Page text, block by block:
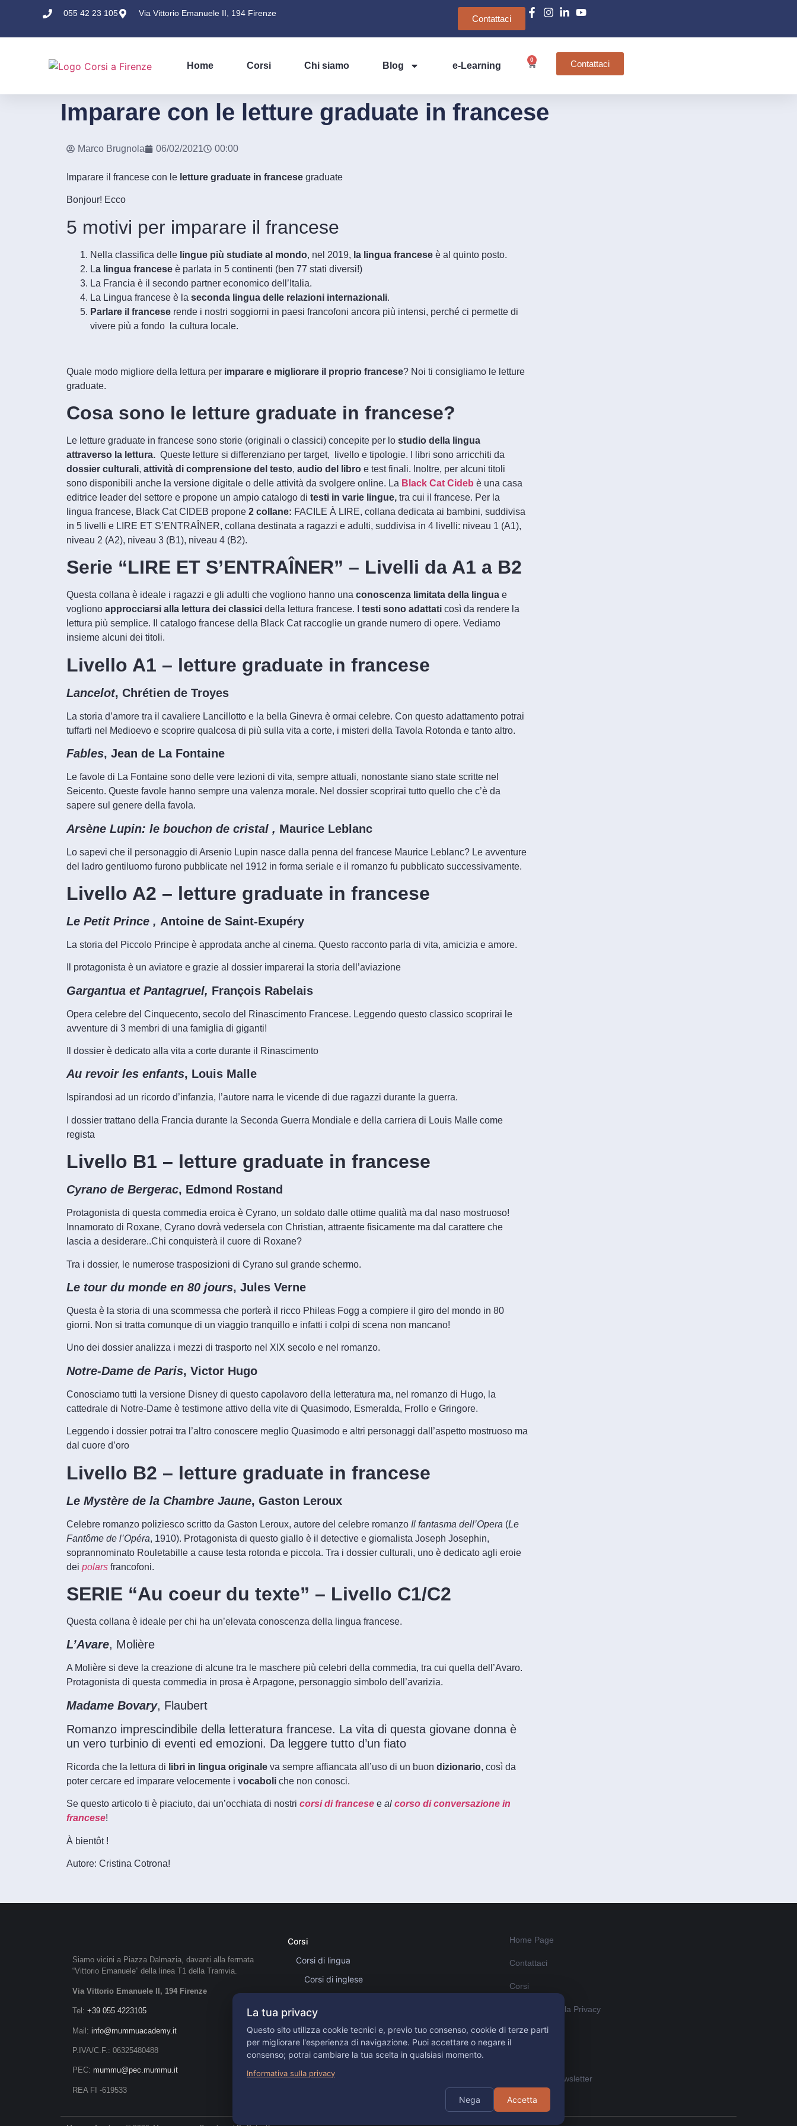
055 42 23 105 Via Vittorio Emanuele II, 194 Firenze
Contattaci
Home Corsi Chi siamo Blog e-Learning
0 Contattaci
Imparare con le letture graduate in francese
Marco Brugnola 06/02/2021 00:00
Imparare il francese con le letture graduate in francese graduate
Bonjour! Ecco
5 motivi per imparare il francese
Nella classifica delle lingue più studiate al mondo, nel 2019, la lingua francese è al quinto posto.
La lingua francese è parlata in 5 continenti (ben 77 stati diversi!)
La Francia è il secondo partner economico dell’Italia.
La Lingua francese è la seconda lingua delle relazioni internazionali.
Parlare il francese rende i nostri soggiorni in paesi francofoni ancora più intensi, perché ci permette di
vivere più a fondo la cultura locale.
Quale modo migliore della lettura per imparare e migliorare il proprio francese? Noi ti consigliamo le letture
graduate.
Cosa sono le letture graduate in francese?
Le letture graduate in francese sono storie (originali o classici) concepite per lo studio della lingua
attraverso la lettura. Queste letture si differenziano per target, livello e tipologie. I libri sono arricchiti da
dossier culturali, attività di comprensione del testo, audio del libro e test finali. Inoltre, per alcuni titoli
sono disponibili anche la versione digitale o delle attività da svolgere online. La Black Cat Cideb è una casa
editrice leader del settore e propone un ampio catalogo di testi in varie lingue, tra cui il francese. Per la
lingua francese, Black Cat CIDEB propone 2 collane: FACILE À LIRE, collana dedicata ai bambini, suddivisa
in 5 livelli e LIRE ET S’ENTRAÎNER, collana destinata a ragazzi e adulti, suddivisa in 4 livelli: niveau 1 (A1),
niveau 2 (A2), niveau 3 (B1), niveau 4 (B2).
Serie “LIRE ET S’ENTRAÎNER” – Livelli da A1 a B2
Questa collana è ideale i ragazzi e gli adulti che vogliono hanno una conoscenza limitata della lingua e
vogliono approcciarsi alla lettura dei classici della lettura francese. I testi sono adattati così da rendere la
lettura più semplice. Il
catalogo francese della Black Cat raccoglie un grande numero di opere. Vediamo
insieme alcuni dei titoli.
Livello A1 – letture graduate in francese
Lancelot, Chrétien de Troyes
La storia d’amore tra il cavaliere Lancillotto e la bella Ginevra è ormai celebre. Con questo adattamento potrai
tuffarti nel Medioevo e scoprire qualcosa di più sulla vita a corte, i misteri della Tavola Rotonda e tanto altro.
Fables, Jean de La Fontaine
Le favole di La Fontaine sono delle vere lezioni di vita, sempre attuali, nonostante siano state scritte nel
Seicento. Queste favole hanno sempre una valenza morale. Nel dossier scoprirai tutto quello che c’è da
sapere sul genere della favola.
Arsène Lupin: le bouchon de cristal , Maurice Leblanc
Lo sapevi che il personaggio di Arsenio Lupin nasce dalla penna del francese Maurice Leblanc? Le avventure
del ladro gentiluomo furono pubblicate nel 1912 in forma seriale e il romanzo fu pubblicato successivamente.
Livello A2 – letture graduate in francese
Le Petit Prince , Antoine de Saint-Exupéry
La storia del Piccolo Principe è approdata anche al cinema. Questo racconto parla di vita, amicizia e amore.
Il protagonista è un aviatore e grazie al dossier imparerai la storia dell’aviazione
Gargantua et Pantagruel, François Rabelais
Opera celebre del Cinquecento, secolo del Rinascimento Francese. Leggendo questo classico scoprirai le
avventure di 3 membri di una famiglia di giganti!
Il dossier è dedicato alla vita a corte durante il Rinascimento
Au revoir les enfants, Louis Malle
Ispirandosi ad un ricordo d’infanzia, l’autore narra le vicende di due ragazzi durante la guerra.
I dossier trattano della Francia durante la Seconda Guerra Mondiale e della carriera di Louis Malle come
regista
Livello B1 – letture graduate in francese
Cyrano de Bergerac, Edmond Rostand
Protagonista di questa commedia eroica è Cyrano, un soldato dalle ottime qualità ma dal naso mostruoso!
Innamorato di Roxane, Cyrano dovrà vedersela con Christian, attraente fisicamente ma dal carattere che
lascia a desiderare..Chi conquisterà il cuore di Roxane?
Tra i dossier, le numerose trasposizioni di Cyrano sul grande schermo.
Le tour du monde en 80 jours, Jules Verne
Questa è la storia di una scommessa che porterà il ricco Phileas Fogg a compiere il giro del mondo in 80
giorni. Non si tratta comunque di un viaggio tranquillo e infatti i colpi di scena non mancano!
Uno dei dossier analizza i mezzi di trasporto nel XIX secolo e nel romanzo.
Notre-Dame de Paris, Victor Hugo
Conosciamo tutti la versione Disney di questo capolavoro della letteratura ma, nel romanzo di Hugo, la
cattedrale di Notre-Dame è testimone attivo della vite di Quasimodo, Esmeralda, Frollo e Gringore.
Leggendo i dossier potrai tra l’altro conoscere meglio Quasimodo e altri personaggi dall’aspetto mostruoso ma
dal cuore d’oro
Livello B2 – letture graduate in francese
Le Mystère de la Chambre Jaune, Gaston Leroux
Celebre romanzo poliziesco scritto da Gaston Leroux, autore del celebre romanzo Il fantasma dell’Opera (Le
Fantôme de l’Opéra, 1910). Protagonista di questo giallo è il detective e giornalista Joseph Josephin,
soprannominato Rouletabille a cause testa rotonda e piccola. Tra i dossier culturali, uno è dedicato agli eroie
dei polars francofoni.
SERIE “Au coeur du texte” – Livello C1/C2
Questa collana è ideale per chi ha un’elevata conoscenza della lingua francese.
L’Avare, Molière
A Molière si deve la creazione di alcune tra le maschere più celebri della commedia, tra cui quella dell’Avaro.
Protagonista di questa commedia in prosa è Arpagone, personaggio simbolo dell’avarizia.
Madame Bovary, Flaubert
Romanzo imprescindibile della letteratura francese. La vita di questa giovane donna è
un vero turbinio di eventi ed emozioni. Da leggere tutto d’un fiato
Ricorda che la lettura di libri in lingua originale va sempre affiancata all’uso di un buon dizionario, così da
poter cercare ed imparare velocemente i vocaboli che non conosci.
Se questo articolo ti è piaciuto, dai un’occhiata di nostri corsi di francese e al corso di conversazione in
francese!
À bientôt !
Autore: Cristina Cotrona!
Siamo vicini a Piazza Dalmazia, davanti alla fermata
“Vittorio Emanuele” della linea T1 della Tramvia.
Via Vittorio Emanuele II, 194 Firenze
Tel: +39 055 4223105
Mail: info@mummuacademy.it
P.IVA/C.F.: 06325480488
PEC: mummu@pec.mummu.it
REA FI -619533
Corsi
Corsi di lingua
Corsi di inglese
Grafica 2D e 3D
Informatica ed ECDL – ICDL
Scuola ed Università
Tempo Libero
Home Page
Contattaci
Corsi
Informativa sulla Privacy
Il mio account
Iscriviti alla Newsletter
La tua privacy
Questo sito utilizza cookie tecnici e, previo tuo consenso, cookie di terze parti
per migliorare l'esperienza di navigazione. Puoi accettare o negare il
consenso; potrai cambiare la tua scelta in qualsiasi momento.
Informativa sulla privacy
Nega Accetta